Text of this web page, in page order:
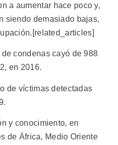
a aumentar hace poco y,
siendo demasiado bajas,
condenas cayó de 988
en 2016.
de víctimas detectadas
y conocimiento, en
de África, Medio Oriente